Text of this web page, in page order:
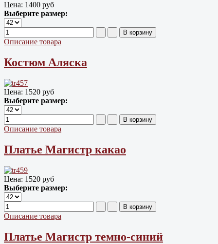
Цена: 1400 руб
Выберите размер:
Описание товара
Костюм Аляска
Цена: 1520 руб
Выберите размер:
Описание товара
Платье Магистр какао
Цена: 1520 руб
Выберите размер:
Описание товара
Платье Магистр темно-синий